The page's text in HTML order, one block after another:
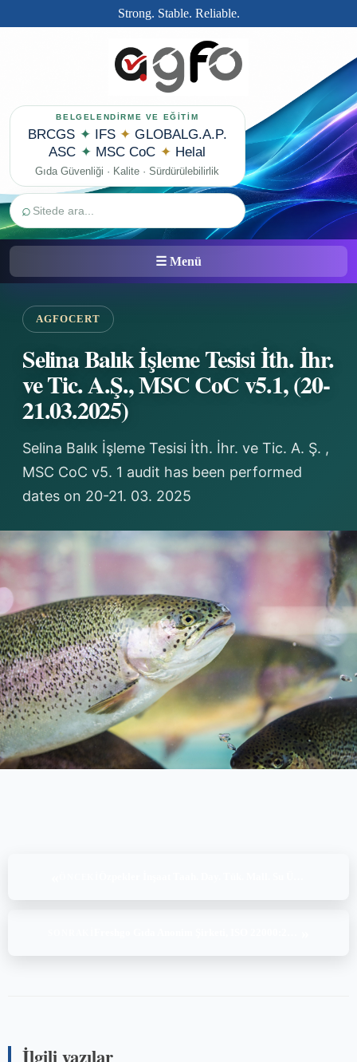
Strong. Stable. Reliable.
BELGELENDİRME VE EĞİTİM
BRCGS ✦ IFS ✦ GLOBALG.A.P.
ASC ✦ MSC CoC ✦ Helal
Gıda Güvenliği · Kalite · Sürdürülebilirlik
⌕
☰ Menü
AGFOCERT
Selina Balık İşleme Tesisi İth. İhr.
ve Tic. A.Ş., MSC CoC v5.1, (20-
21.03.2025)
Selina Balık İşleme Tesisi İth. İhr. ve Tic. A. Ş. ,
MSC CoC v5. 1 audit has been performed
dates on 20-21. 03. 2025